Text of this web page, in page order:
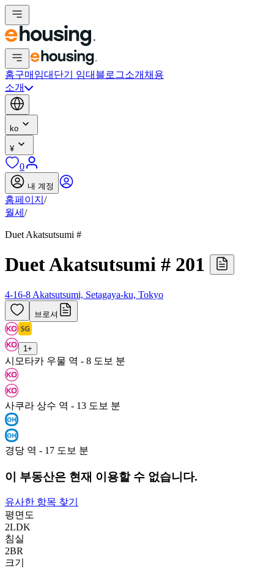
홈구매 임대 단기 임대 블로그소개 채용
소개
ko
¥
0
내 계정
홈페이지 /
월세 /
Duet Akatsutsumi #
Duet Akatsutsumi # 201
4-16-8 Akatsutsumi, Setagaya-ku, Tokyo
브로셔
1 +
시모타카 우물 역 - 8 도보 분
사쿠라 상수 역 - 13 도보 분
경당 역 - 17 도보 분
이 부동산은 현재 이용할 수 없습니다.
유사한 항목 찾기
평면도
2LDK
침실
2BR
크기